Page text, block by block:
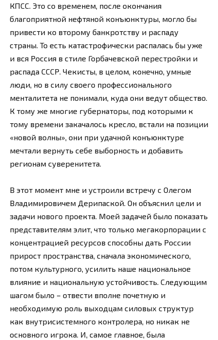
КПСС. Это со временем, после окончания
благоприятной нефтяной конъюнктуры, могло бы
привести ко второму банкротству и распаду
страны. То есть катастрофически распалась бы уже
и вся Россия в стиле Горбачевской перестройки и
распада СССР. Чекисты, в целом, конечно, умные
люди, но в силу своего профессионального
менталитета не понимали, куда они ведут общество.
К тому же многие губернаторы, под которыми к
тому времени закачалось кресло, встали на позиции
«новой волны», они при удачной конъюнктуре
мечтали вернуть себе выборность и добавить
регионам суверенитета.
В этот момент мне и устроили встречу с Олегом
Владимировичем Дерипаской. Он объяснил цели и
задачи нового проекта. Моей задачей было показать
представителям элит, что только мегакорпорации с
концентрацией ресурсов способны дать России
прирост пространства, сначала экономического,
потом культурного, усилить наше национальное
влияние и национальную устойчивость. Следующим
шагом было – отвести вполне почетную и
необходимую роль выходцам силовых структур
как внутрисистемного контролера, но никак не
основного игрока. И, самое главное, была